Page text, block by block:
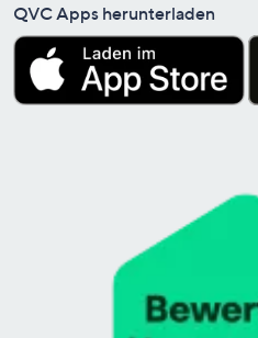
QVC Apps herunterladen